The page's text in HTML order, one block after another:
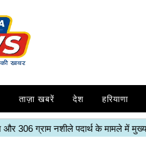
ताज़ा खबरें देश हरियाणा